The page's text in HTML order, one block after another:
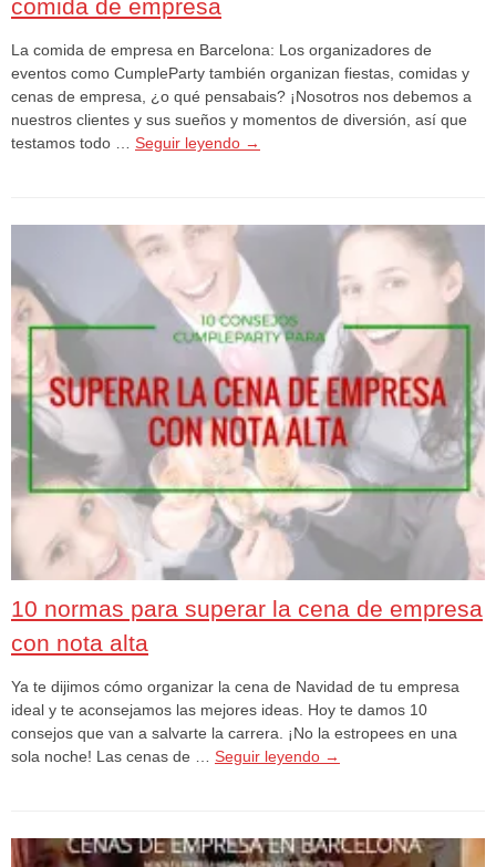
comida de empresa
La comida de empresa en Barcelona: Los organizadores de
eventos como CumpleParty también organizan fiestas, comidas y
cenas de empresa, ¿o qué pensabais? ¡Nosotros nos debemos a
nuestros clientes y sus sueños y momentos de diversión, así que
testamos todo … Seguir leyendo →
10 normas para superar la cena de empresa
con nota alta
Ya te dijimos cómo organizar la cena de Navidad de tu empresa
ideal y te aconsejamos las mejores ideas. Hoy te damos 10
consejos que van a salvarte la carrera. ¡No la estropees en una
sola noche! Las cenas de … Seguir leyendo →